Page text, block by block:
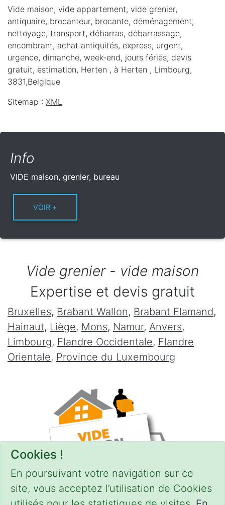
Cookies !
En poursuivant votre navigation sur ce
site, vous acceptez l’utilisation de Cookies
Vide maison, vide appartement, vide grenier,
antiquaire, brocanteur, brocante, déménagement,
nettoyage, transport, débarras, débarrassage,
encombrant, achat antiquités, express, urgent,
urgence, dimanche, week-end, jours fériés, devis
gratuit, estimation, Herten , à Herten , Limbourg,
3831,Belgique
Sitemap : XML
Info
VIDE maison, grenier, bureau
Vide grenier - vide maison
Expertise et devis gratuit
Bruxelles, Brabant Wallon, Brabant Flamand,
Hainaut, Liège, Mons, Namur, Anvers,
Limbourg, Flandre Occidentale, Flandre
Orientale, Province du Luxembourg